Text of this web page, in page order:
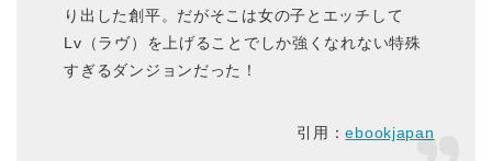
り出した創平。だがそこは女の子とエッチして
Lv（ラヴ）を上げることでしか強くなれない特殊
すぎるダンジョンだった！
引用：ebookjapan